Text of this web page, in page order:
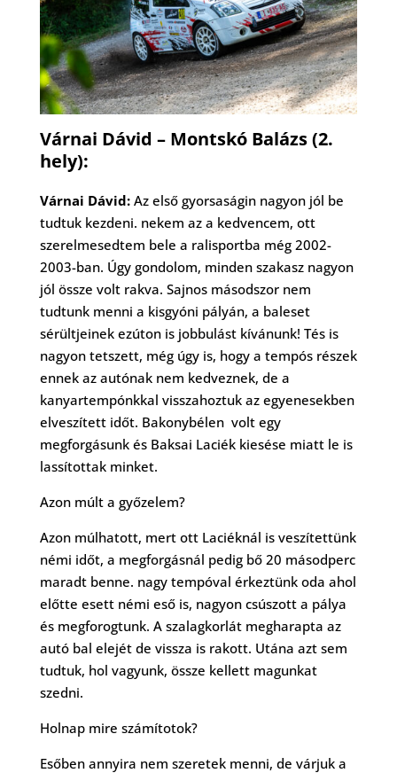
Várnai Dávid – Montskó Balázs (2.
hely):
Várnai Dávid:Az első gyorsaságin nagyon jól be
tudtuk kezdeni. nekem az a kedvencem, ott
szerelmesedtem bele a ralisportba még 2002-
2003-ban. Úgy gondolom, minden szakasz nagyon
jól össze volt rakva. Sajnos másodszor nem
tudtunk menni a kisgyóni pályán, a baleset
sérültjeinek ezúton is jobbulást kívánunk! Tés is
nagyon tetszett, még úgy is, hogy a tempós részek
ennek az autónak nem kedveznek, de a
kanyartempónkkal visszahoztuk az egyenesekben
elveszített időt. Bakonybélen volt egy
megforgásunk és Baksai Laciék kiesése miatt le is
lassítottak minket.
Azon múlt a győzelem?
Azon múlhatott, mert ott Laciéknál is veszítettünk
némi időt, a megforgásnál pedig bő 20 másodperc
maradt benne. nagy tempóval érkeztünk oda ahol
előtte esett némi eső is, nagyon csúszott a pálya
és megforogtunk. A szalagkorlát megharapta az
autó bal elejét de vissza is rakott. Utána azt sem
tudtuk, hol vagyunk, össze kellett magunkat
szedni.
Holnap mire számítotok?
Esőben annyira nem szeretek menni, de várjuk a